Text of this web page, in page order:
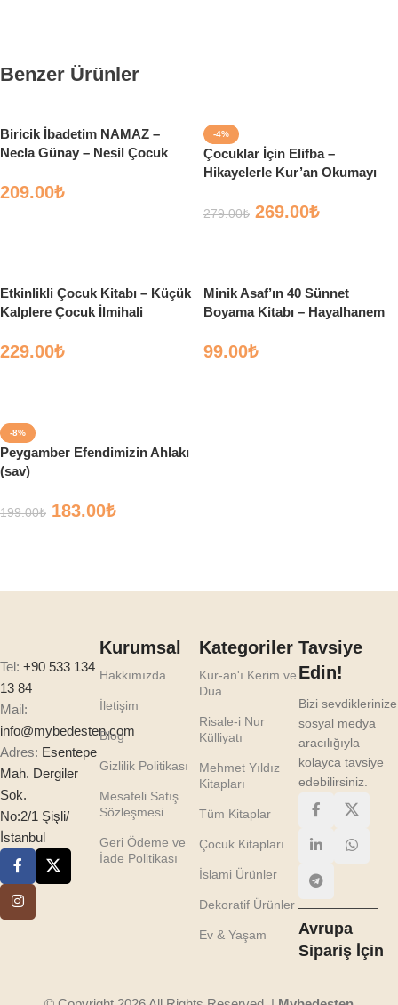
Benzer Ürünler
Biricik İbadetim NAMAZ –
Necla Günay – Nesil Çocuk
209.00₺
-4%
Çocuklar İçin Elifba –
Hikayelerle Kur’an Okumayı
279.00₺ 269.00₺
Etkinlikli Çocuk Kitabı – Küçük
Kalplere Çocuk İlmihali
229.00₺
Minik Asaf’ın 40 Sünnet
Boyama Kitabı – Hayalhanem
99.00₺
-8%
Peygamber Efendimizin Ahlakı
(sav)
199.00₺ 183.00₺
Tel: +90 533 134
13 84
Mail:
info@mybedesten.com
Adres: Esentepe
Mah. Dergiler
Sok.
No:2/1 Şişli/
İstanbul
Kurumsal
Hakkımızda
İletişim
Blog
Gizlilik Politikası
Mesafeli Satış
Sözleşmesi
Geri Ödeme ve
İade Politikası
Kategoriler
Kur-an'ı Kerim ve
Dua
Risale-i Nur
Külliyatı
Mehmet Yıldız
Kitapları
Tüm Kitaplar
Çocuk Kitapları
İslami Ürünler
Dekoratif Ürünler
Ev & Yaşam
Tavsiye
Edin!
Bizi sevdiklerinize
sosyal medya
aracılığıyla
kolayca tavsiye
edebilirsiniz.
Avrupa
Sipariş İçin